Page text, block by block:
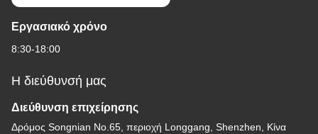
Εργασιακό χρόνο
8:30-18:00
Η διεύθυνσή μας
Διεύθυνση επιχείρησης
Δρόμος Songnian No.65, περιοχή Longgang, Shenzhen, Κίνα